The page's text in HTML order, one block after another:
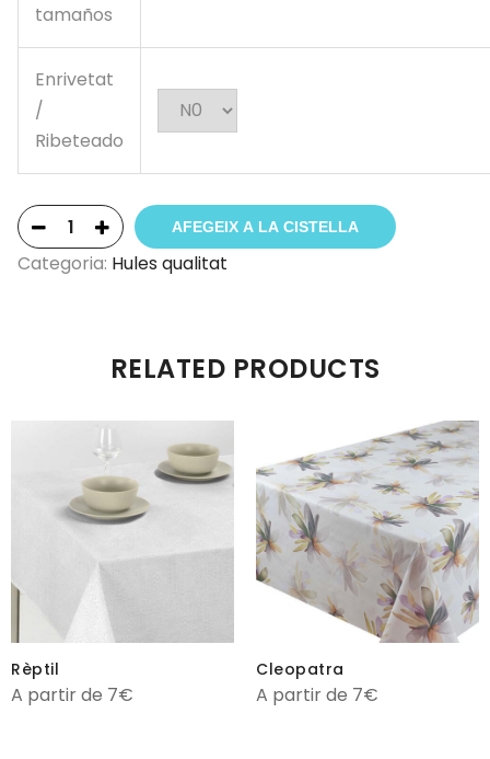
tamaños
Enrivetat
/
Ribeteado
AFEGEIX A LA CISTELLA
Categoria: Hules qualitat
RELATED PRODUCTS
Rèptil
A partir de 7€
Cleopatra
A partir de 7€